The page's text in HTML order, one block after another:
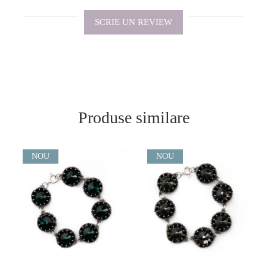
SCRIE UN REVIEW
Produse similare
NOU NOU